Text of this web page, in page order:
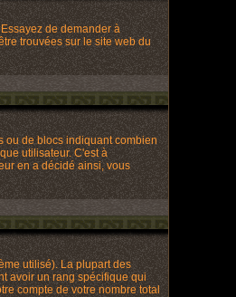
de demander à
trouvées sur le site web du
ou de blocs indiquant combien
utilisateur. C'est à
en a décidé ainsi, vous
utilisé). La plupart des
avoir un rang spécifique qui
compte de votre nombre total